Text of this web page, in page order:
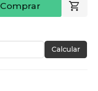
Comprar
Calcular